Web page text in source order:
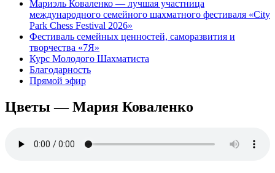
Мариэль Коваленко — лучшая участница
международного семейного шахматного фестиваля «City
Park Chess Festival 2026»
Фестиваль семейных ценностей, саморазвития и
творчества «7Я»
Курс Молодого Шахматиста
Благодарность
Прямой эфир
Цветы — Мария Коваленко